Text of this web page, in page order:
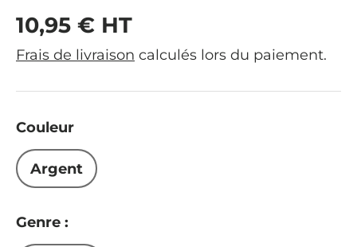
Prix habituel
10,95 € HT
Frais de livraison calculés lors du paiement.
Couleur
Argent
Genre :